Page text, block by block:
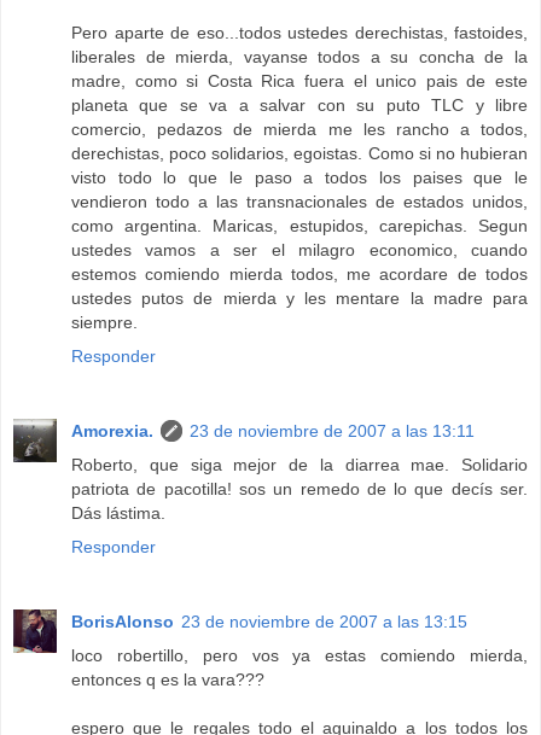
Pero aparte de eso...todos ustedes derechistas, fastoides,
liberales de mierda, vayanse todos a su concha de la
madre, como si Costa Rica fuera el unico pais de este
planeta que se va a salvar con su puto TLC y libre
comercio, pedazos de mierda me les rancho a todos,
derechistas, poco solidarios, egoistas. Como si no hubieran
visto todo lo que le paso a todos los paises que le
vendieron todo a las transnacionales de estados unidos,
como argentina. Maricas, estupidos, carepichas. Segun
ustedes vamos a ser el milagro economico, cuando
estemos comiendo mierda todos, me acordare de todos
ustedes putos de mierda y les mentare la madre para
siempre.
Responder
Amorexia.
23 de noviembre de 2007 a las 13:11
Roberto, que siga mejor de la diarrea mae. Solidario
patriota de pacotilla! sos un remedo de lo que decís ser.
Dás lástima.
Responder
BorisAlonso 23 de noviembre de 2007 a las 13:15
loco robertillo, pero vos ya estas comiendo mierda,
entonces q es la vara???
espero que le regales todo el aguinaldo a los todos los